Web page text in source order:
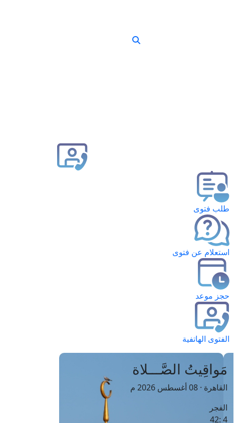
طلب فتوى
استعلام عن فتوى
حجز موعد
الفتوى الهاتفية
مَواقِيتُ الصَّـــلاة
القاهرة · 08 أغسطس 2026 م
الفجر
4 :42